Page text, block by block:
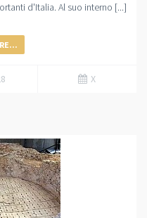
d'Italia. Al suo interno [...]
X